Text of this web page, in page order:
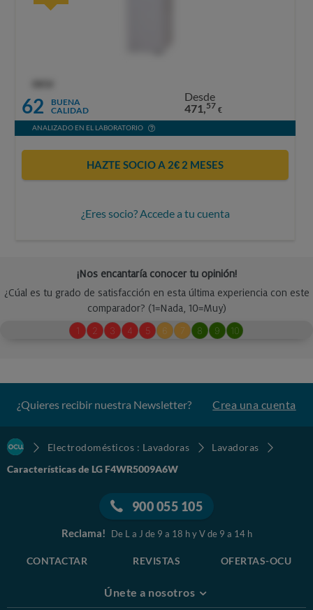
62
BUENA
CALIDAD
Desde
471,57 €
ANALIZADO EN EL LABORATORIO
HAZTE SOCIO A 2€ 2 MESES
¿Eres socio? Accede a tu cuenta
¿Quieres recibir nuestra Newsletter? Crea una cuenta
Electrodomésticos : Lavadoras
Lavadoras
Características de LG F4WR5009A6W
900 055 105
Reclama! De L a J de 9 a 18 h y V de 9 a 14 h
CONTACTAR REVISTAS OFERTAS-OCU
Únete a nosotros